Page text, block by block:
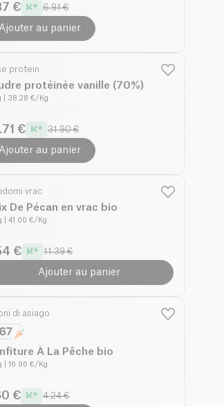
€ 6.91 €
Ajouter au panier
protein
protéinée vanille (70%)
| 38.28 €/Kg
€ 31.90 €
Ajouter au panier
vrac
De Pécan en vrac bio
| 41.00 €/Kg
€ 11.39 €
Ajouter au panier
di asiago
À La Pêche bio
| 16.96 €/Kg
€ 4.24 €
Your Options